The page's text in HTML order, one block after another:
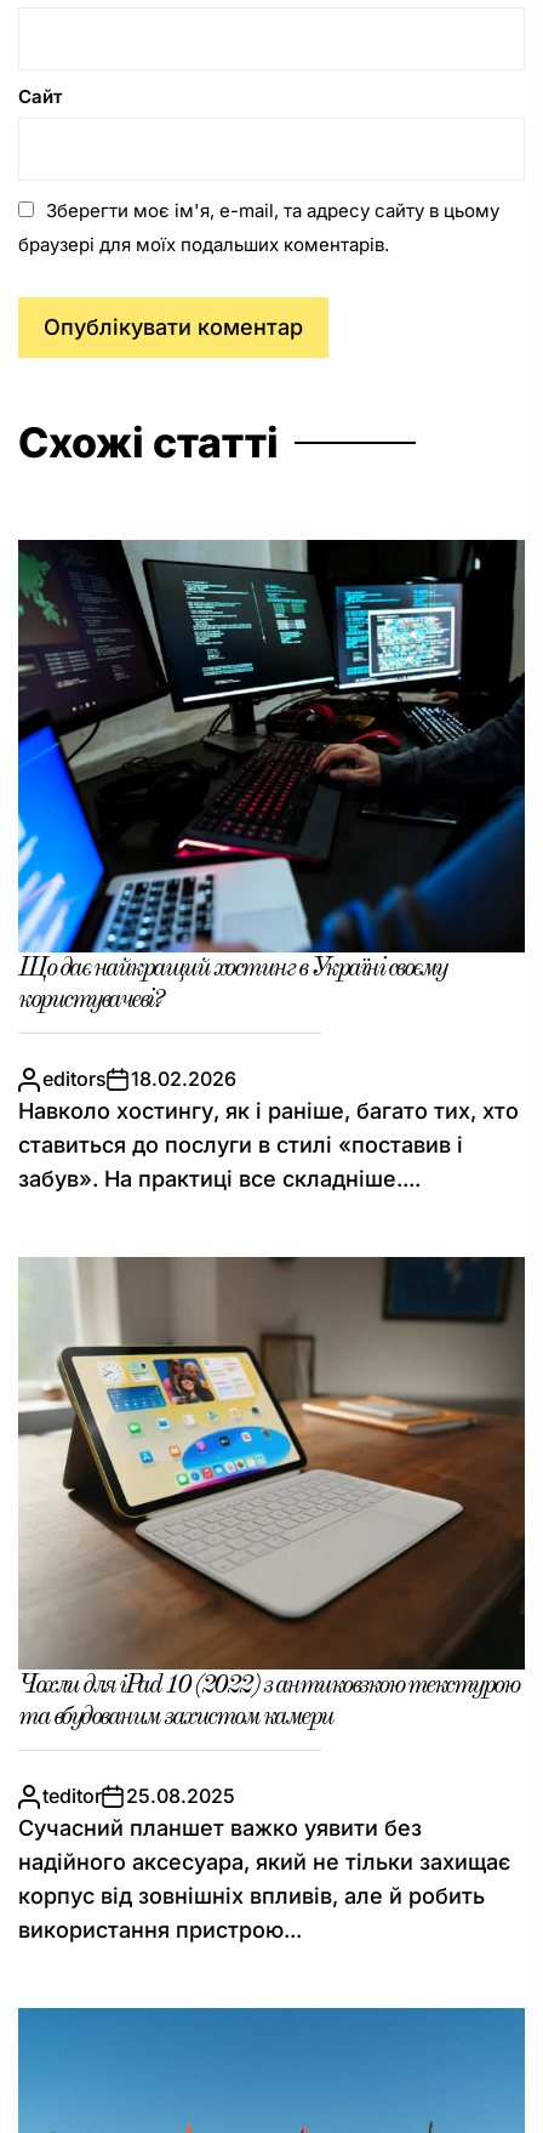
Сайт
Зберегти моє ім'я, e-mail, та адресу сайту в цьому
браузері для моїх подальших коментарів.
Схожі статті
Що дає найкращий хостинг в Україні своєму
користувачеві?
editors 18.02.2026
Навколо хостингу, як і раніше, багато тих, хто
ставиться до послуги в стилі «поставив і
забув». На практиці все складніше....
Чохли для iPad 10 (2022) з антиковзкою текстурою
та вбудованим захистом камери
teditor 25.08.2025
Сучасний планшет важко уявити без
надійного аксесуара, який не тільки захищає
корпус від зовнішніх впливів, але й робить
використання пристрою...